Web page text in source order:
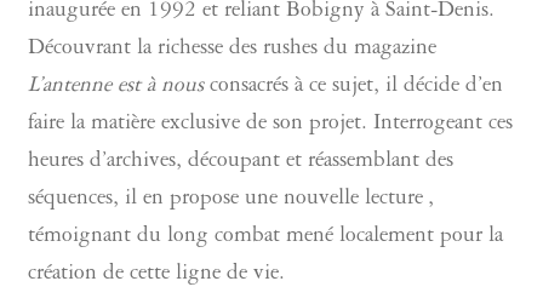
inaugurée en 1992 et reliant Bobigny à Saint-Denis.
Découvrant la richesse des rushes du magazine
L’antenne est à nousconsacrés à ce sujet, il décide d’en
faire la matière exclusive de son projet. Interrogeant ces
heures d’archives, découpant et réassemblant des
séquences, il en propose une nouvelle lecture ,
témoignant du long combat mené localement pour la
création de cette ligne de vie.